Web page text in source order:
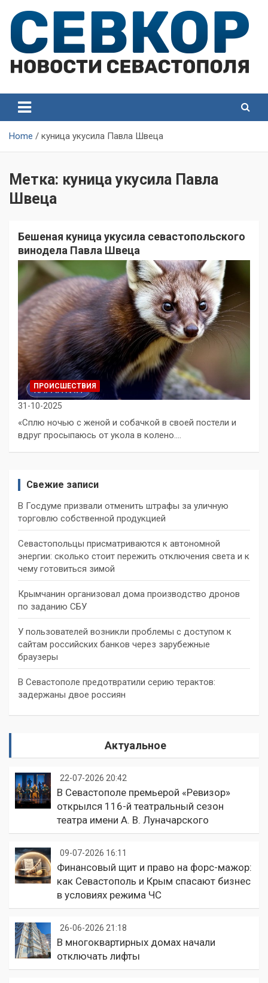
content
Севастополя
Севастополя
Home куница укусила Павла Швеца
Метка: куница укусила Павла
Швеца
Бешеная куница укусила cевастопольского
винодела Павла Швеца
ПРОИСШЕСТВИЯ
31-10-2025
«Сплю ночью с женой и собачкой в своей постели и
вдруг просыпаюсь от укола в колено.…
Свежие записи
В Госдуме призвали отменить штрафы за уличную
торговлю собственной продукцией
Севастопольцы присматриваются к автономной
энергии: сколько стоит пережить отключения света и к
чему готовиться зимой
Крымчанин организовал дома производство дронов
по заданию СБУ
У пользователей возникли проблемы с доступом к
сайтам российских банков через зарубежные
браузеры
В Севастополе предотвратили серию терактов:
задержаны двое россиян
Актуальное
22-07-2026 20:42
В Севастополе премьерой «Ревизор»
открылся 116-й театральный сезон
театра имени А. В. Луначарского
09-07-2026 16:11
Финансовый щит и право на форс-мажор:
как Севастополь и Крым спасают бизнес
в условиях режима ЧС
26-06-2026 21:18
В многоквартирных домах начали
отключать лифты